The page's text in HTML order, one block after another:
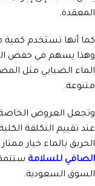
المعقدة.
كما أنها تستخدم كمية
وهذا يسهم في خفض
الماء الضبابي مثل
متنوعة.
وتجعل العروض الخاصة
عند تقييم التكلفة
الحريق بالماء خيار
الصافي للسلامة
السوق السعودية.